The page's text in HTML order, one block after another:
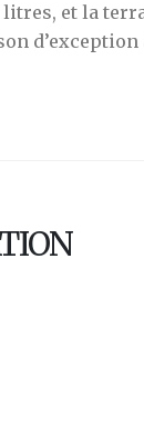
et la